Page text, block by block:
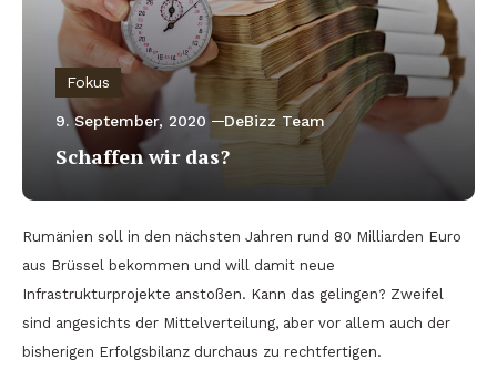
Fokus
9. September, 2020 DeBizz Team
Schaffen wir das?
Rumänien soll in den nächsten Jahren rund 80 Milliarden Euro
aus Brüssel bekommen und will damit neue
Infrastrukturprojekte anstoßen. Kann das gelingen? Zweifel
sind angesichts der Mittelverteilung, aber vor allem auch der
bisherigen Erfolgsbilanz durchaus zu rechtfertigen.